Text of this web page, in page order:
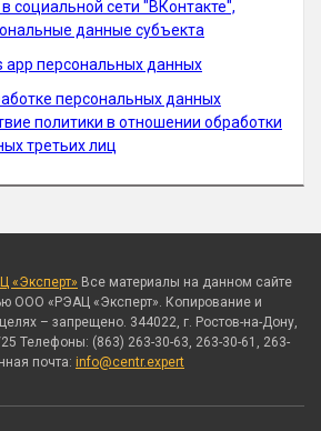
социальной сети "ВКонтакте",
данные субъекта
персональных данных
персональных данных
политики в отношении обработки
третьих лиц
«Эксперт» Все материалы на данном сайте
ООО «РЭАЦ «Эксперт». Копирование и
– запрещено. 344022, г. Ростов-на-Дону,
Телефоны: (863) 263-30-63, 263-30-61, 263-
почта: info@centr.expert